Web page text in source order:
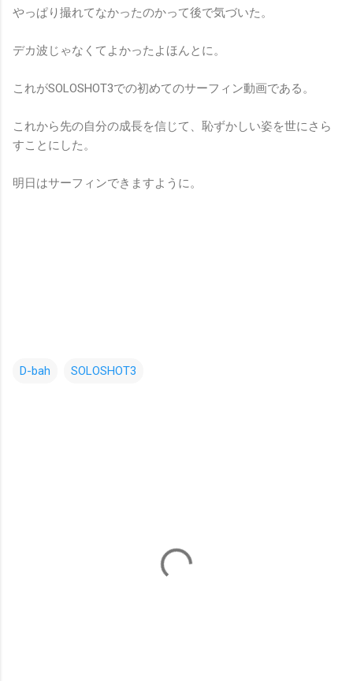
やっぱり撮れてなかったのかって後で気づいた。
デカ波じゃなくてよかったよほんとに。
これがSOLOSHOT3での初めてのサーフィン動画である。
これから先の自分の成長を信じて、恥ずかしい姿を世にさら
すことにした。
明日はサーフィンできますように。
D-bah SOLOSHOT3